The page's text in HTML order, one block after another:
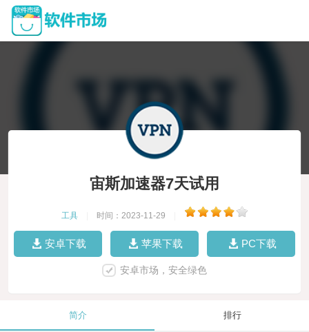
宙斯加速器7天试用
工具 时间：2023-11-29
安卓下载 苹果下载 PC下载
安卓市场，安全绿色
简介 排行